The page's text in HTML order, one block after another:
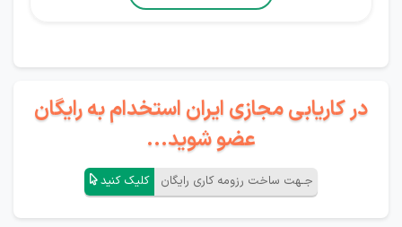
در کاریابی مجازی ایران استخدام به رایگان
عضو شوید...
جـهت ساخت رزومه کاری رایگان کلیک کنید